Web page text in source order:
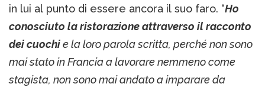
in lui al punto di essere ancora il suo faro. “Ho
conosciuto la ristorazione attraverso il racconto
dei cuochie la loro parola scritta, perché non sono
mai stato in Francia a lavorare nemmeno come
stagista, non sono mai andato a imparare da